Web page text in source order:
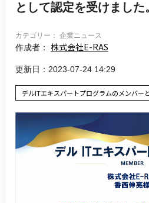
として認定を受けました
カテゴリー： 企業ニュース
作成者： 株式会社E-RAS
更新日：2023-07-24 14:29
デルITエキスパートプログラムのメンバー